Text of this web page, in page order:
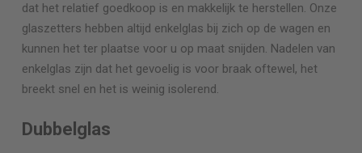
dat het relatief goedkoop is en makkelijk te herstellen. Onze
glaszetters hebben altijd enkelglas bij zich op de wagen en
kunnen het ter plaatse voor u op maat snijden. Nadelen van
enkelglas zijn dat het gevoelig is voor braak oftewel, het
breekt snel en het is weinig isolerend.
Dubbelglas